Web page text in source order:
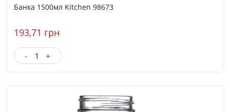
Банка 1500мл Kitchen 98673
193,71 грн
- +